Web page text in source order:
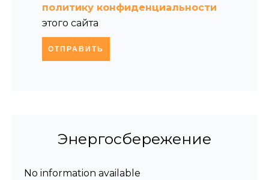
политику конфиденциальности
этого сайта
ОТПРАВИТЬ
Энергосбережение
No information available